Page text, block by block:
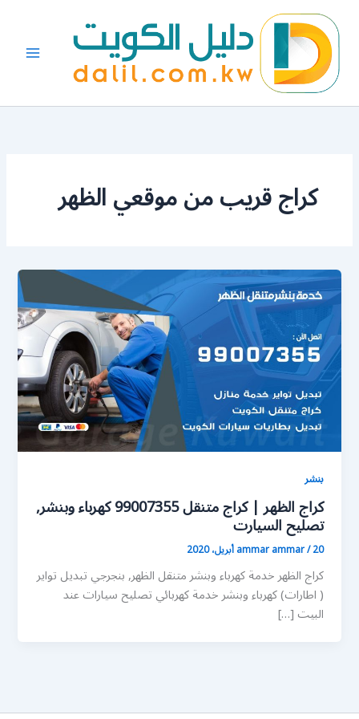
المحتوى
كراج قريب من موقعي الظهر
بنشر
كراج الظهر | كراج متنقل 99007355 كهرباء وبنشر,
تصليح السيارت
ammar ammar/20 أبريل، 2020
كراج الظهر خدمة كهرباء وبنشر متنقل الظهر, بنجرجي تبديل تواير
( اطارات) كهرباء وبنشر خدمة كهربائي تصليح سيارات عند
البيت […]